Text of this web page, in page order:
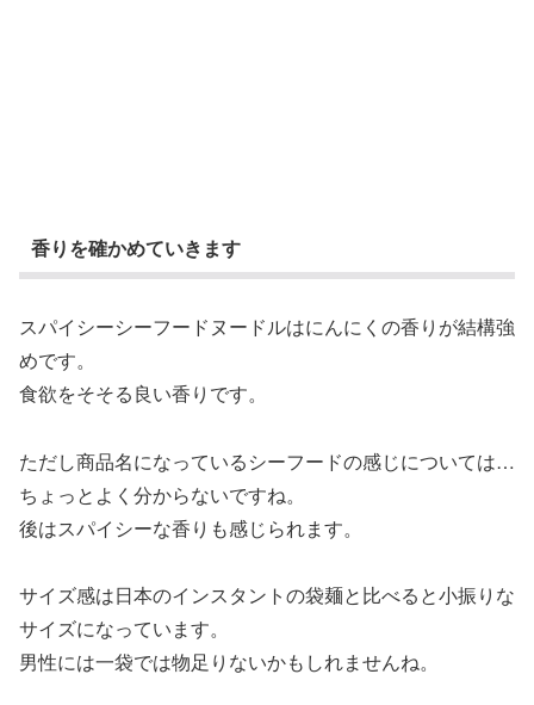
香りを確かめていきます
スパイシーシーフードヌードルはにんにくの香りが結構強
めです。
食欲をそそる良い香りです。
ただし商品名になっているシーフードの感じについては…
ちょっとよく分からないですね。
後はスパイシーな香りも感じられます。
サイズ感は日本のインスタントの袋麺と比べると小振りな
サイズになっています。
男性には一袋では物足りないかもしれませんね。